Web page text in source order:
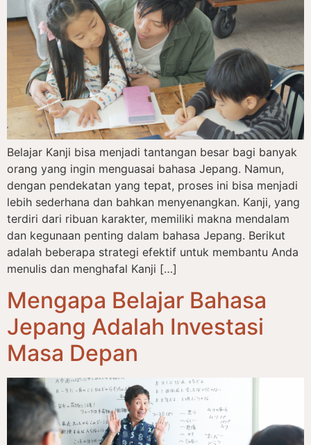
Belajar Kanji bisa menjadi tantangan besar bagi banyak
orang yang ingin menguasai bahasa Jepang. Namun,
dengan pendekatan yang tepat, proses ini bisa menjadi
lebih sederhana dan bahkan menyenangkan. Kanji, yang
terdiri dari ribuan karakter, memiliki makna mendalam
dan kegunaan penting dalam bahasa Jepang. Berikut
adalah beberapa strategi efektif untuk membantu Anda
menulis dan menghafal Kanji […]
Mengapa Belajar Bahasa
Jepang Adalah Investasi
Masa Depan